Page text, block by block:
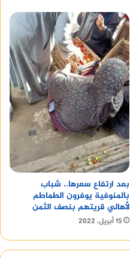
بعد ارتفاع سعرها.. شباب
بالمنوفية يوفرون الطماطم
لأهالي قريتهم بنصف الثمن
15 أبريل، 2022